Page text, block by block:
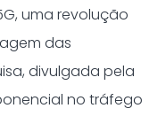
uma revolução
das
divulgada pela
no tráfego